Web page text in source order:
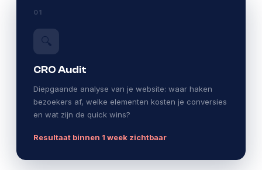
01
🔍
CRO Audit
Diepgaande analyse van je website: waar haken
bezoekers af, welke elementen kosten je conversies
en wat zijn de quick wins?
Resultaat binnen 1 week zichtbaar